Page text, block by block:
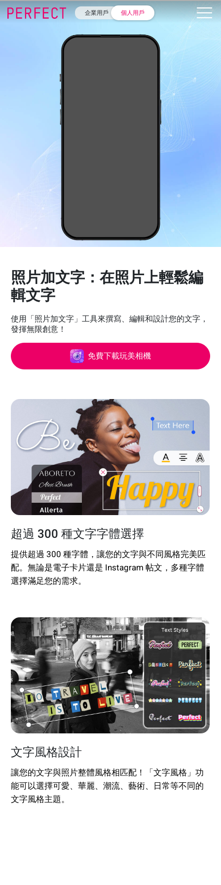
企業用戶 個人用戶
照片加文字：在照片上輕鬆編
輯文字
使用「照片加文字」工具來撰寫、編輯和設計您的文字，
發揮無限創意！
免費下載玩美相機
超過 300 種文字字體選擇
提供超過 300 種字體，讓您的文字與不同風格完美匹
配。無論是電子卡片還是 Instagram 帖文，多種字體
選擇滿足您的需求。
文字風格設計
讓您的文字與照片整體風格相匹配！「文字風格」功
能可以選擇可愛、華麗、潮流、藝術、日常等不同的
文字風格主題。